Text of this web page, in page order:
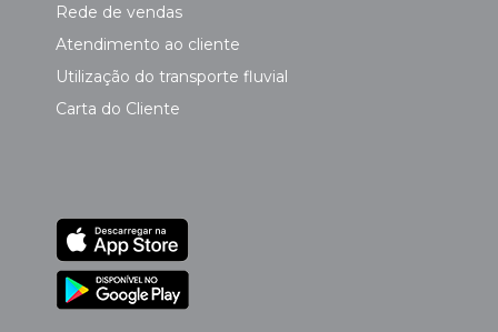
Rede de vendas
Atendimento ao cliente
Utilização do transporte fluvial
Carta do Cliente